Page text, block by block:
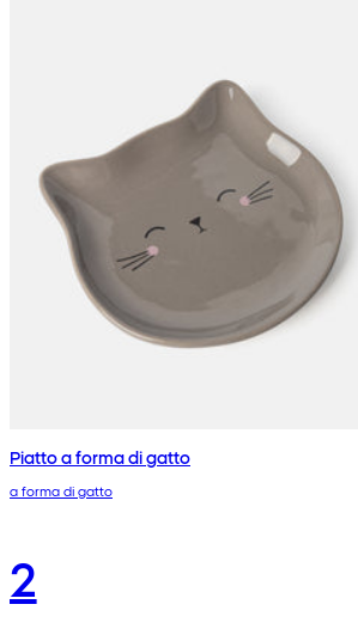
Piatto a forma di gatto
a forma di gatto
2